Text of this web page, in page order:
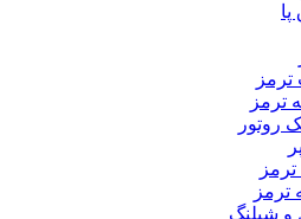
ترمز
روتور
ترمز
و شیلنگ